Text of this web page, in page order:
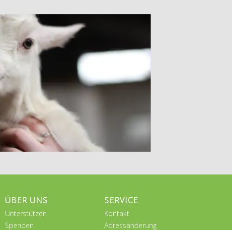
ÜBER UNS
Unterstützen
Spenden
SERVICE
Kontakt
Adressänderung